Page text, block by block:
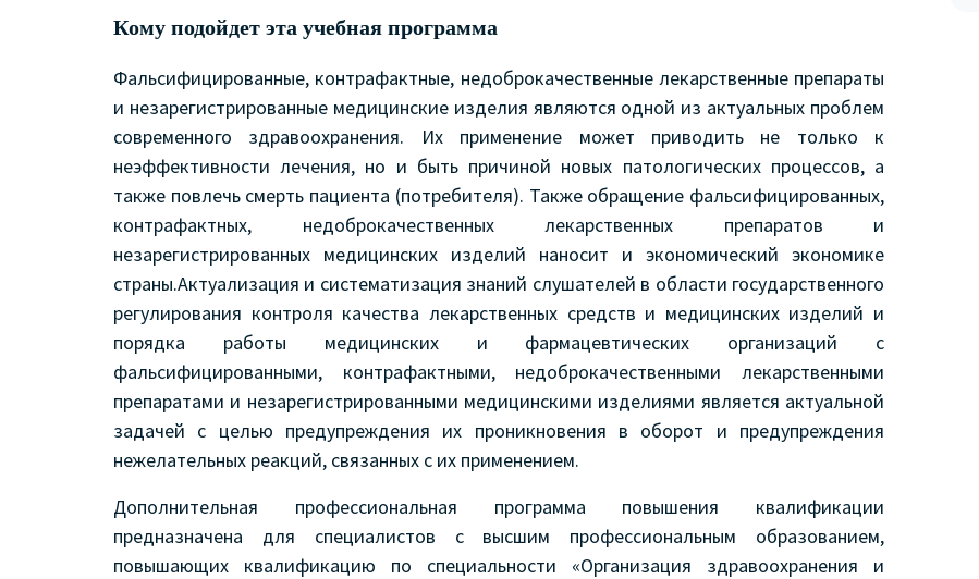
Кому подойдет эта учебная программа
Фальсифицированные, контрафактные, недоброкачественные лекарственные препараты
и незарегистрированные медицинские изделия являются одной из актуальных проблем
современного здравоохранения. Их применение может приводить не только к
неэффективности лечения, но и быть причиной новых патологических процессов, а
также повлечь смерть пациента (потребителя). Также обращение фальсифицированных,
контрафактных, недоброкачественных лекарственных препаратов и
незарегистрированных медицинских изделий наносит и экономический экономике
страны.Актуализация и систематизация знаний слушателей в области государственного
регулирования контроля качества лекарственных средств и медицинских изделий и
порядка работы медицинских и фармацевтических организаций с
фальсифицированными, контрафактными, недоброкачественными лекарственными
препаратами и незарегистрированными медицинскими изделиями является актуальной
задачей с целью предупреждения их проникновения в оборот и предупреждения
нежелательных реакций, связанных с их применением.
Дополнительная профессиональная программа повышения квалификации
предназначена для специалистов с высшим профессиональным образованием,
повышающих квалификацию по специальности «Организация здравоохранения и